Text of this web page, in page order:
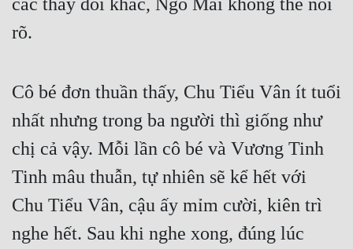
Đô Thị
Đông Phương
Cẩu Đạo Trường Sinh
Truyện Nam
các thay đổi khác, Ngô Mai không thể nói
rõ.
Cô bé đơn thuần thấy, Chu Tiểu Vân ít tuổi
nhất nhưng trong ba người thì giống như
chị cả vậy. Mỗi lần cô bé và Vương Tinh
Tinh mâu thuẫn, tự nhiên sẽ kể hết với
Chu Tiểu Vân, cậu ấy mỉm cười, kiên trì
nghe hết. Sau khi nghe xong, đúng lúc